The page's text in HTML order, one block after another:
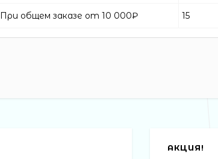
При общем заказе от 10 000₽ 15
АКЦИЯ!